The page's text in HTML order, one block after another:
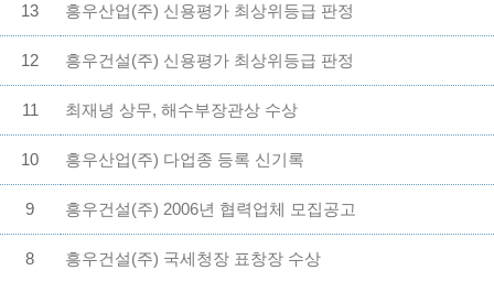
13 흥우산업(주) 신용평가 최상위등급 판정
12 흥우건설(주) 신용평가 최상위등급 판정
11 최재녕 상무, 해수부장관상 수상
10 흥우산업(주) 다업종 등록 신기록
9 흥우건설(주) 2006년 협력업체 모집공고
8 흥우건설(주) 국세청장 표창장 수상